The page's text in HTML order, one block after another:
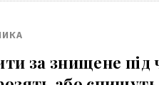
за знищене під